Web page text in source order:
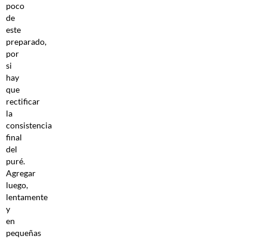
poco
de
este
preparado,
por
si
hay
que
rectificar
la
consistencia
final
del
puré.
Agregar
luego,
lentamente
y
en
pequeñas